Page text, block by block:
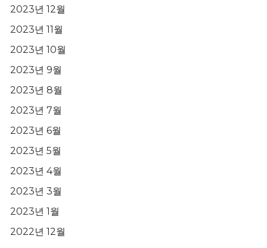
2023년 12월
2023년 11월
2023년 10월
2023년 9월
2023년 8월
2023년 7월
2023년 6월
2023년 5월
2023년 4월
2023년 3월
2023년 1월
2022년 12월